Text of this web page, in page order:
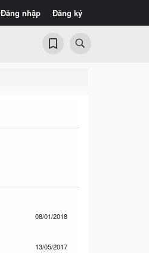
Đăng nhập Đăng ký
08/01/2018
13/05/2017